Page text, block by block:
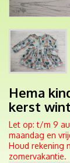
Hema
kerst
Let op: t/m 9
maandag en
Houd rekening
zomervakantie.